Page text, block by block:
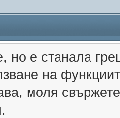
но е станала
на
моля